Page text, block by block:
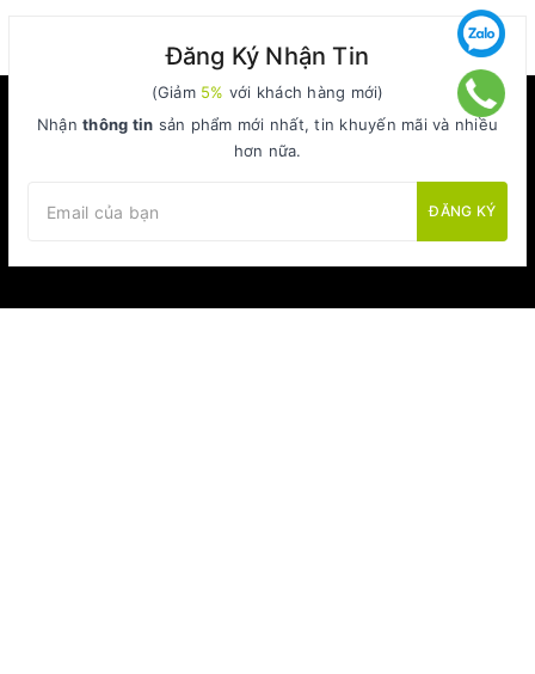
Đăng Ký Nhận Tin
(Giảm 5% với khách hàng mới)
Nhậnthông tin sản phẩm mới nhất, tin khuyến mãi và nhiều
hơn nữa.
ĐĂNG KÝ